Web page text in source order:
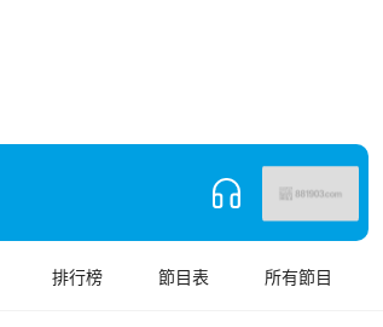
排行榜 節目表 所有節目